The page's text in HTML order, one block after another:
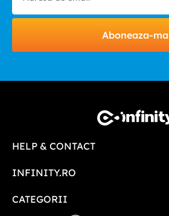
Aboneaza-ma
HELP & CONTACT
INFINITY.RO
CATEGORII